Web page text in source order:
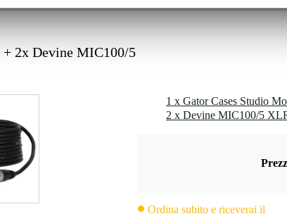
+ 2x Devine MIC100/5
Ordina subito e riceverai il